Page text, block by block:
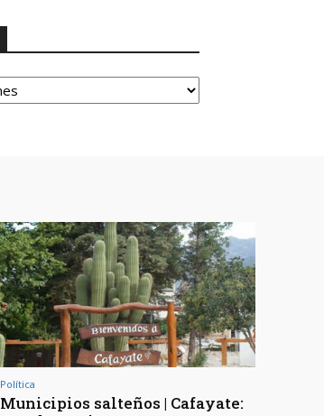
Política
Municipios salteños | Cafayate: